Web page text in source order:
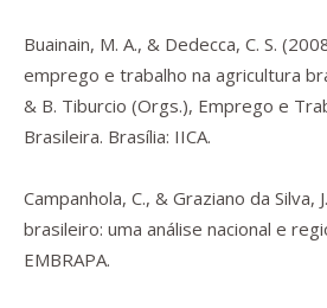
Buainain, M. A., & Dedecca, C. S.
emprego e trabalho na agricultura
& B. Tiburcio (Orgs.), Emprego e
Brasileira. Brasília: IICA.
Campanhola, C., & Graziano da Silva,
brasileiro: uma análise nacional e
EMBRAPA.